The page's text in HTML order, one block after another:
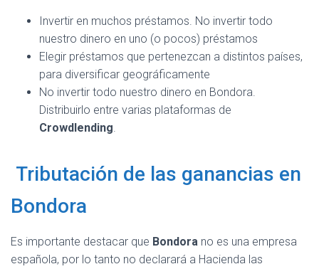
Invertir en muchos préstamos. No invertir todo
nuestro dinero en uno (o pocos) préstamos
Elegir préstamos que pertenezcan a distintos países,
para diversificar geográficamente
No invertir todo nuestro dinero en Bondora.
Distribuirlo entre varias plataformas de
Crowdlending.
Tributación de las ganancias en
Bondora
Es importante destacar que Bondora no es una empresa
española, por lo tanto no declarará a Hacienda las